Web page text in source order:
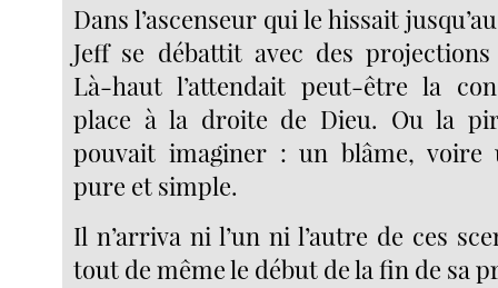
Dans l’ascenseur qui le hissait
Jeff se débattit avec des
Là-haut l’attendait peut-être la
place à la droite de Dieu. Ou la
pouvait imaginer : un blâme, voire
pure et simple.
Il n’arriva ni l’un ni l’autre de ces
tout de même le début de la fin de sa